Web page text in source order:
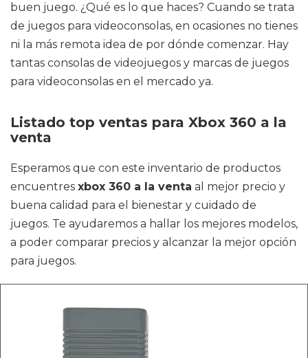
buen juego. ¿Qué es lo que haces? Cuando se trata
de juegos para videoconsolas, en ocasiones no tienes
ni la más remota idea de por dónde comenzar. Hay
tantas consolas de videojuegos y marcas de juegos
para videoconsolas en el mercado ya.
Listado top ventas para Xbox 360 a la
venta
Esperamos que con este inventario de productos
encuentres xbox 360 a la venta al mejor precio y
buena calidad para el bienestar y cuidado de
juegos. Te ayudaremos a hallar los mejores modelos,
a poder comparar precios y alcanzar la mejor opción
para juegos.